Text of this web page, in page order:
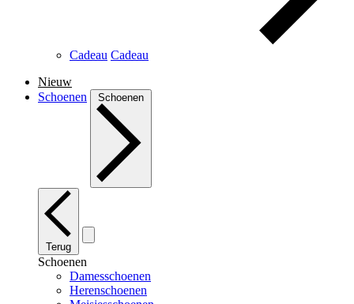
Cadeau Cadeau
Nieuw
Schoenen
Schoenen
Terug
Schoenen
Damesschoenen
Herenschoenen